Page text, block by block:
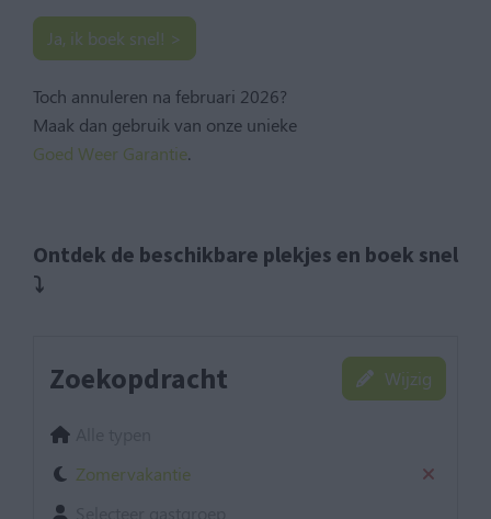
Ja, ik boek snel! >
Toch annuleren na februari 2026?
Maak dan gebruik van onze unieke
Goed Weer Garantie.
Ontdek de beschikbare plekjes en boek snel
⤵
Zoekopdracht Wijzig
Zomervakantie